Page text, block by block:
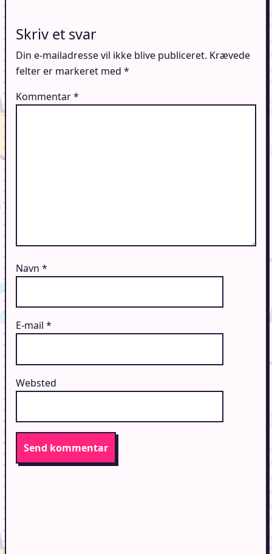
Skriv et svar
Din e-mailadresse vil ikke blive publiceret. Krævede
felter er markeret med *
Kommentar*
Navn *
E-mail *
Websted